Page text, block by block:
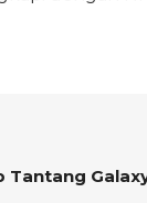
Tantang